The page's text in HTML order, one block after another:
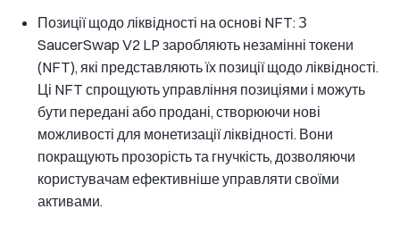
Позиції щодо ліквідності на основі NFT: З
SaucerSwap V2 LP заробляють незамінні токени
(NFT), які представляють їх позиції щодо ліквідності.
Ці NFT спрощують управління позиціями і можуть
бути передані або продані, створюючи нові
можливості для монетизації ліквідності. Вони
покращують прозорість та гнучкість, дозволяючи
користувачам ефективніше управляти своїми
активами.